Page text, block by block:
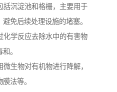
沉淀池和格栅，主要用于
免后续处理设施的堵塞。
学反应去除水中的有害物
。
生物对有机物进行降解，
法等。